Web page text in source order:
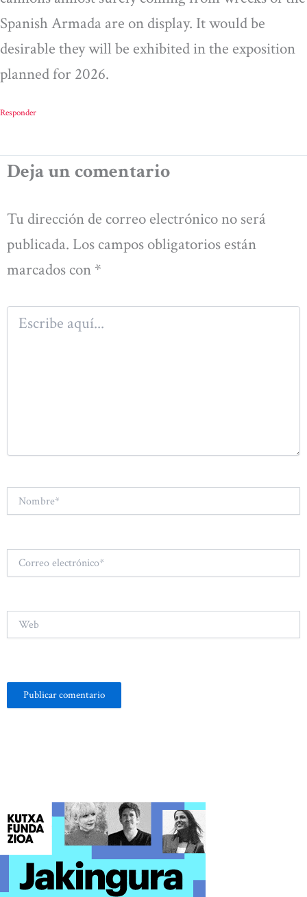
Spanish Armada are on display. It would be
desirable they will be exhibited in the exposition
planned for 2026.
Responder
Deja un comentario
Tu dirección de correo electrónico no será
publicada. Los campos obligatorios están
marcados con *
Escribe
aquí...
electrónico*